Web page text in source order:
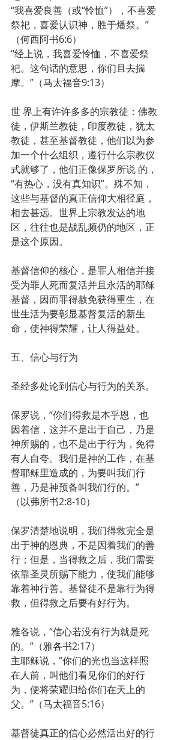
“我喜爱良善（或“怜恤”），不喜爱
祭祀，喜爱认识神，胜于燔祭。”
（何西阿书6:6）
“经上说，我喜爱怜恤，不喜爱祭
祀。这句话的意思，你们且去揣
摩。”（马太福音9:13）
世 界上有许许多多的宗教徒：佛教
徒，伊斯兰教徒，印度教徒，犹太
教徒，甚至基督教徒，他们以为参
加一个什么组织，遵行什么宗教仪
式就够了，他们正像保罗所说 的，
“有热心，没有真知识”。殊不知，
这些与基督的真正信仰大相径庭，
相去甚远。世界上宗教发达的地
区，往往也是战乱频仍的地区，正
是这个原因。
基督信仰的核心，是罪人相信并接
受为罪人死而复活并且永活的耶稣
基督，因而罪得赦免获得重生，在
世生活为要彰显基督复活的新生
命，使神得荣耀，让人得益处。
五、信心与行为
圣经多处论到信心与行为的关系。
保罗说，“你们得救是本乎恩，也
因着信，这并不是出于自己，乃是
神所赐的，也不是出于行为，免得
有人自夸。我们是神的工作，在基
督耶稣里造成的，为要叫我们行
善，乃是神预备叫我们行的。”
（以弗所书2:8-10）
保罗清楚地说明，我们得救完全是
出于神的恩典，不是因着我们的善
行；但是，当得救之后，我们需要
依靠圣灵所赐下能力，使我们能够
靠着神行善。基督徒不是靠行为得
救，但得救之后要有好行为。
雅各说，“信心若没有行为就是死
的。”（雅各书2:17）
主耶稣说，“你们的光也当这样照
在人前，叫他们看见你们的好行
为，便将荣耀归给你们在天上的
父。”（马太福音5:16）
基督徒真正的信心必然活出好的行